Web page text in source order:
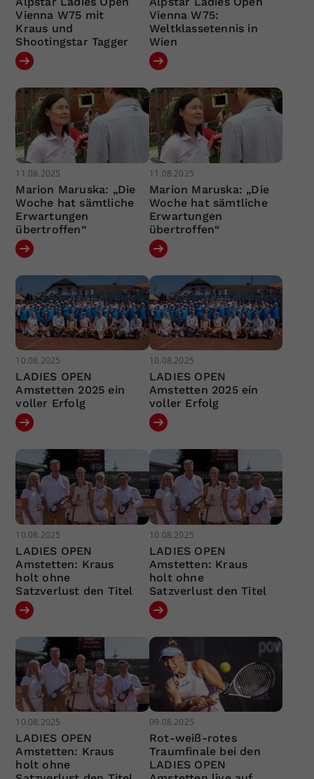
Vienna W75 mit
Kraus und
Shootingstar Tagger
Vienna W75:
Weltklassetennis in
Wien
11.08.2025
Marion Maruska: „Die
Woche hat sämtliche
Erwartungen
übertroffen“
11.08.2025
Marion Maruska: „Die
Woche hat sämtliche
Erwartungen
übertroffen“
10.08.2025
LADIES OPEN
Amstetten 2025 ein
voller Erfolg
10.08.2025
LADIES OPEN
Amstetten 2025 ein
voller Erfolg
10.08.2025
LADIES OPEN
Amstetten: Kraus
holt ohne
Satzverlust den Titel
10.08.2025
LADIES OPEN
Amstetten: Kraus
holt ohne
Satzverlust den Titel
10.08.2025
LADIES OPEN
Amstetten: Kraus
holt ohne
09.08.2025
Rot-weiß-rotes
Traumfinale bei den
LADIES OPEN